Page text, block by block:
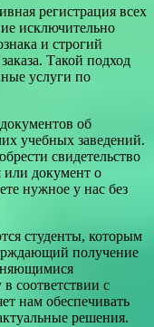
регистрация всех
исключительно
и строгий
Такой подход
услуги по
об
учебных заведений.
свидетельство
или документ о
нужное у нас без
студенты, которым
получение
соответствии с
нам обеспечивать
решения.